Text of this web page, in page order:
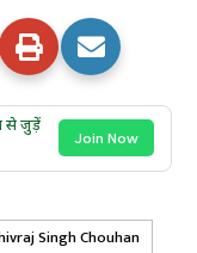
से जुड़ें
Join Now
Singh Chouhan